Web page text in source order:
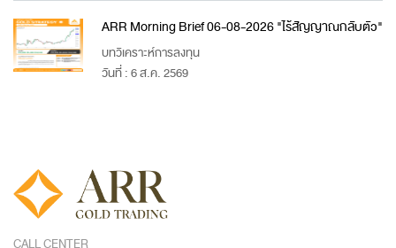
ARR Morning Brief 06-08-2026 "ไร้สัญญาณกลับตัว"
บทวิเคราะห์การลงทุน
วันที่ : 6 ส.ค. 2569
CALL CENTER